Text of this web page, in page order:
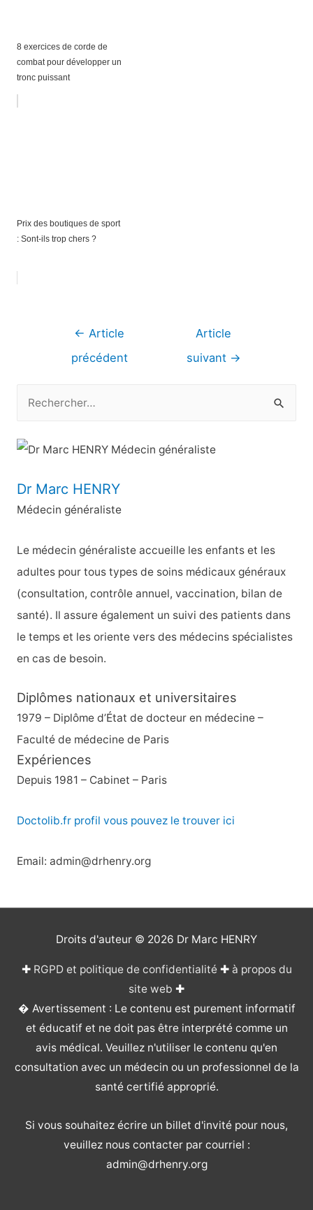
8 exercices de corde de
combat pour développer un
tronc puissant
Prix des boutiques de sport
: Sont-ils trop chers ?
Navigation
← Article
précédent
Article
suivant →
c
e
r
h
e
r
:
Dr Marc HENRY
Médecin généraliste
Le médecin généraliste accueille les enfants et les
adultes pour tous types de soins médicaux généraux
(consultation, contrôle annuel, vaccination, bilan de
santé). Il assure également un suivi des patients dans
le temps et les oriente vers des médecins spécialistes
en cas de besoin.
Diplômes nationaux et universitaires
1979 – Diplôme d’État de docteur en médecine –
Faculté de médecine de Paris
Expériences
Depuis 1981 – Cabinet – Paris
Doctolib.fr profil vous pouvez le trouver ici
Email: admin@drhenry.org
Droits d'auteur © 2026 Dr Marc HENRY
✚ RGPD et politique de confidentialité✚ à propos du
site web ✚
� Avertissement : Le contenu est purement informatif
et éducatif et ne doit pas être interprété comme un
avis médical. Veuillez n'utiliser le contenu qu'en
consultation avec un médecin ou un professionnel de la
santé certifié approprié.
Si vous souhaitez écrire un billet d'invité pour nous,
veuillez nous contacter par courriel :
admin@drhenry.org